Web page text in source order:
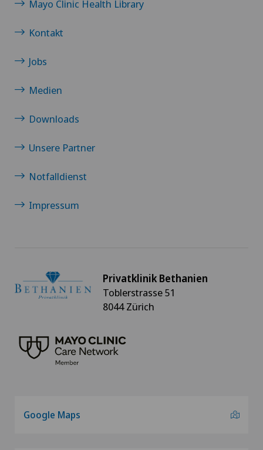
Mayo Clinic Health Library
Kontakt
Jobs
Medien
Downloads
Unsere Partner
Notfalldienst
Impressum
Privatklinik Bethanien
Toblerstrasse 51
8044 Zürich
Google Maps